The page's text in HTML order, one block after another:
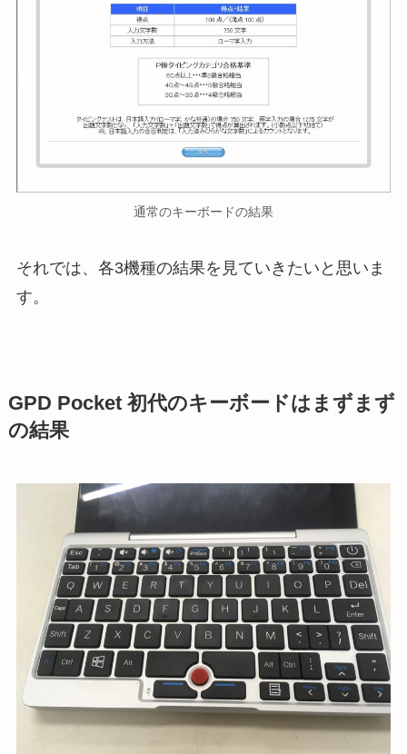
通常のキーボードの結果
それでは、各3機種の結果を見ていきたいと思いま
す。
GPD Pocket 初代のキーボードはまずまず
の結果